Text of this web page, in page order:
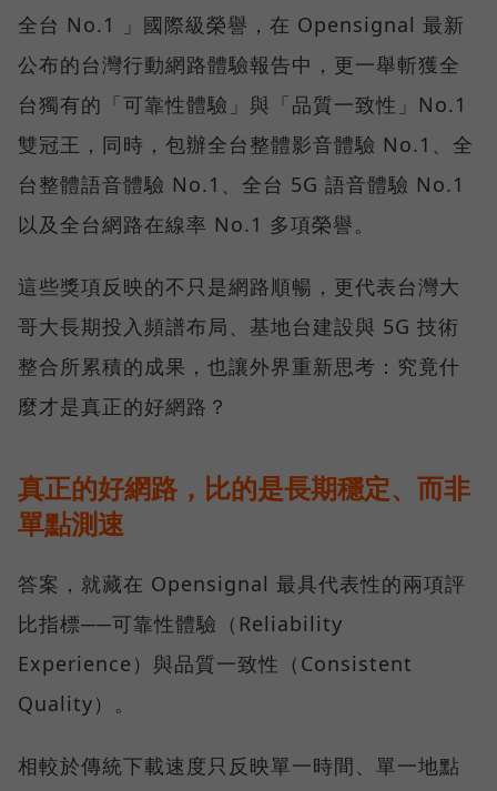
全台 No.1 」國際級榮譽，在 Opensignal 最新
公布的台灣行動網路體驗報告中，更一舉斬獲全
台獨有的「可靠性體驗」與「品質一致性」No.1
雙冠王，同時，包辦全台整體影音體驗 No.1、全
台整體語音體驗 No.1、全台 5G 語音體驗 No.1
以及全台網路在線率 No.1 多項榮譽。
這些獎項反映的不只是網路順暢，更代表台灣大
哥大長期投入頻譜布局、基地台建設與 5G 技術
整合所累積的成果，也讓外界重新思考：究竟什
麼才是真正的好網路？
真正的好網路，比的是長期穩定、而非
單點測速
答案，就藏在 Opensignal 最具代表性的兩項評
比指標──可靠性體驗（Reliability
Experience）與品質一致性（Consistent
Quality）。
相較於傳統下載速度只反映單一時間、單一地點